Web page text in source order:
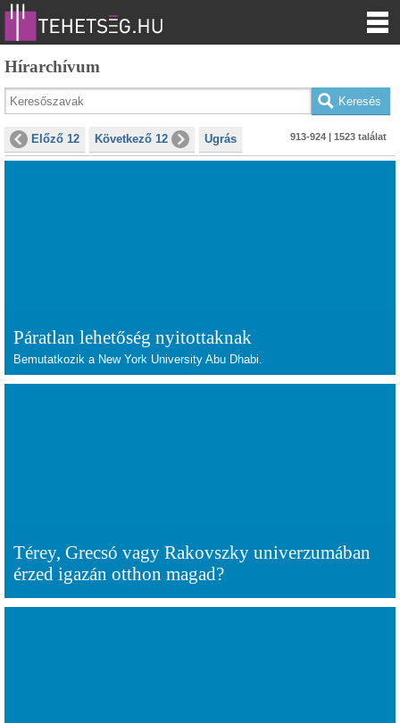
Hírarchívum
Előző 12 Következő 12 Ugrás 913-924 | 1523 találat
Páratlan lehetőség nyitottaknak
Bemutatkozik a New York University Abu Dhabi.
Térey, Grecsó vagy Rakovszky univerzumában
érzed igazán otthon magad?